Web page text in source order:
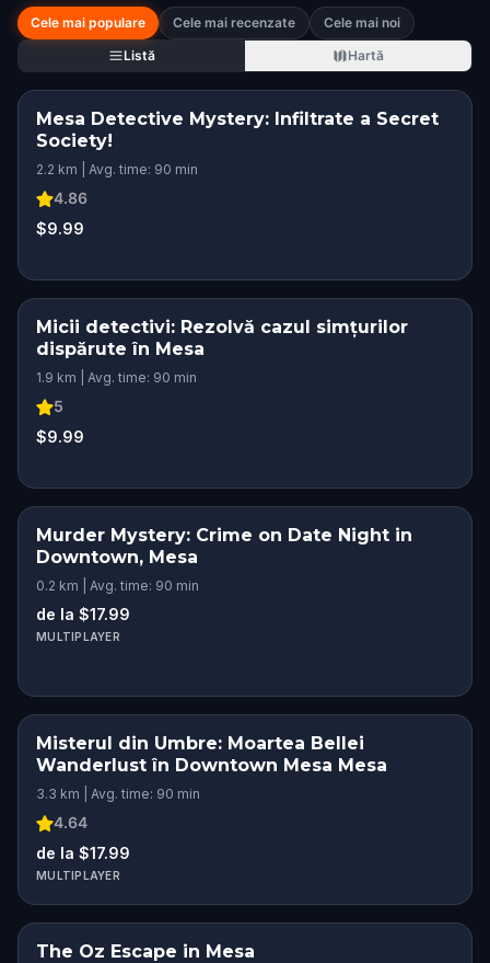
Cele mai populare Cele mai recenzate
Cele mai noi
Listă
Hartă
Mesa Detective Mystery: Infiltrate a Secret
Society!
2.2 km | Avg. time: 90 min
4.86
$9.99
Micii detectivi: Rezolvă cazul simțurilor
dispărute în Mesa
1.9 km | Avg. time: 90 min
5
$9.99
Murder Mystery: Crime on Date Night in
Downtown, Mesa
0.2 km | Avg. time: 90 min
de la $17.99
MULTIPLAYER
Misterul din Umbre: Moartea Bellei
Wanderlust în Downtown Mesa Mesa
3.3 km | Avg. time: 90 min
4.64
de la $17.99
MULTIPLAYER
The Oz Escape in Mesa